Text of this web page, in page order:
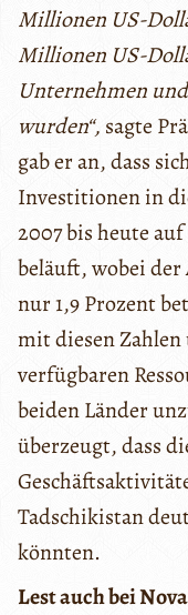
Millionen US-
Millionen US-
Unternehmen
wurden“, sagte
gab er an, dass
Investitionen in
2007 bis heute
beläuft, wobei
nur 1,9 Prozent
mit diesen
verfügbaren
beiden Länder
überzeugt, dass
Tadschikistan
könnten.
Lest auch bei